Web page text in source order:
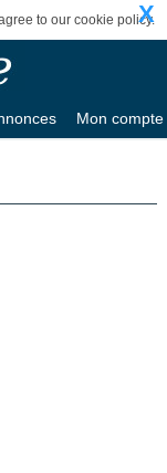
to our cookie policy.
X
Mon compte